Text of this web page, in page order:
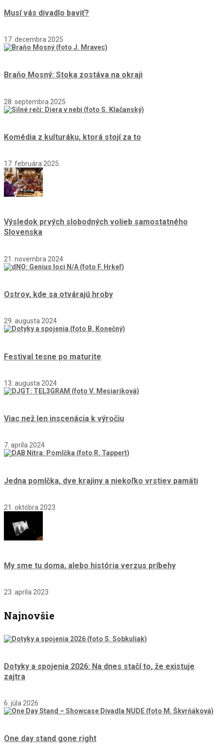
Musí vás divadlo baviť?
17. decembra 2025
Braňo Mosný: Stoka zostáva na okraji
28. septembra 2025
Komédia z kulturáku, ktorá stojí za to
17. februára 2025
Výsledok prvých slobodných volieb samostatného
Slovenska
21. novembra 2024
Ostrov, kde sa otvárajú hroby
29. augusta 2024
Festival tesne po maturite
13. augusta 2024
Viac než len inscenácia k výročiu
7. apríla 2024
Jedna pomlčka, dve krajiny a niekoľko vrstiev pamäti
21. októbra 2023
My sme tu doma, alebo história verzus príbehy
23. apríla 2023
Najnovšie
Dotyky a spojenia 2026: Na dnes stačí to, že existuje
zajtra
6. júla 2026
One day stand gone right